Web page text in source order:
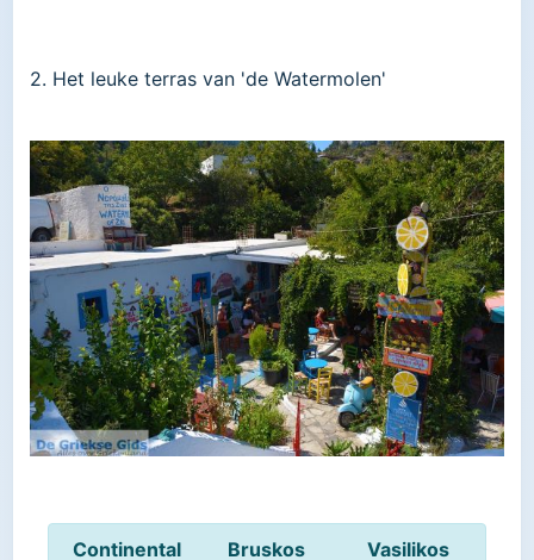
2. Het leuke terras van 'de Watermolen'